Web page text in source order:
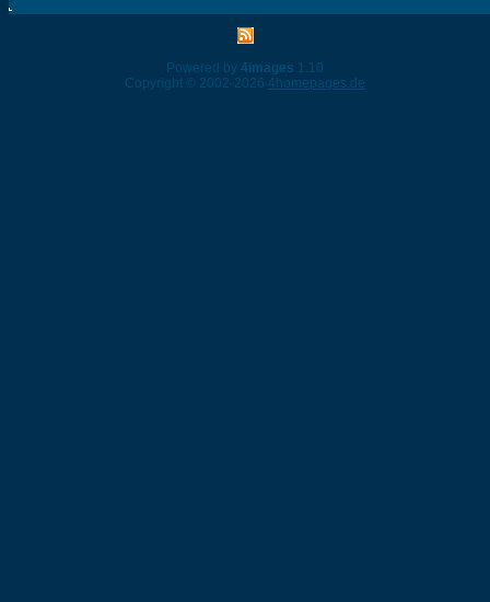
Powered by 4images 1.10
Copyright © 2002-2026 4homepages.de